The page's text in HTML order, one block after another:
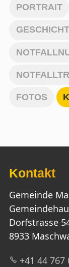
PORTRAIT
FOTOS
Kontakt
Gemeinde
Dorfstrasse
8933
+41 44 767